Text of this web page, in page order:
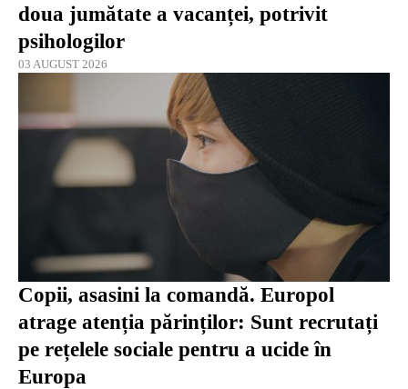
doua jumătate a vacanței, potrivit
psihologilor
03 AUGUST 2026
Copii, asasini la comandă. Europol
atrage atenția părinților: Sunt recrutați
pe rețelele sociale pentru a ucide în
Europa